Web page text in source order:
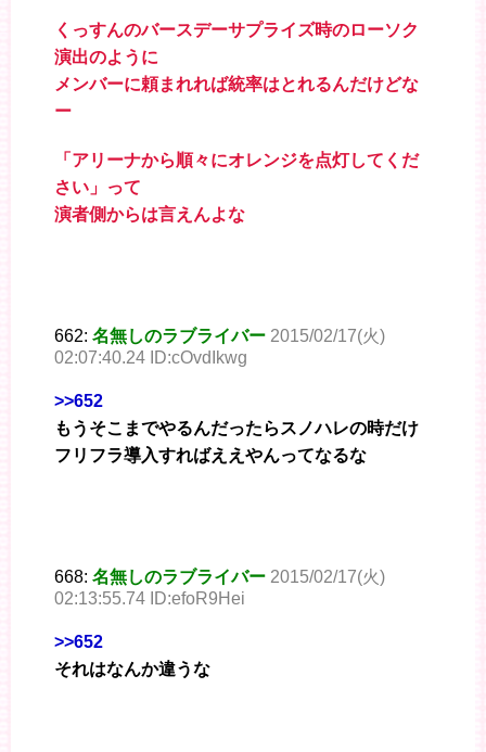
くっすんのバースデーサプライズ時のローソク
演出のように
メンバーに頼まれれば統率はとれるんだけどな
ー
「アリーナから順々にオレンジを点灯してくだ
さい」って
演者側からは言えんよな
662: 名無しのラブライバー 2015/02/17(火)
02:07:40.24 ID:cOvdIkwg
>>652
もうそこまでやるんだったらスノハレの時だけ
フリフラ導入すればええやんってなるな
668: 名無しのラブライバー 2015/02/17(火)
02:13:55.74 ID:efoR9Hei
>>652
それはなんか違うな